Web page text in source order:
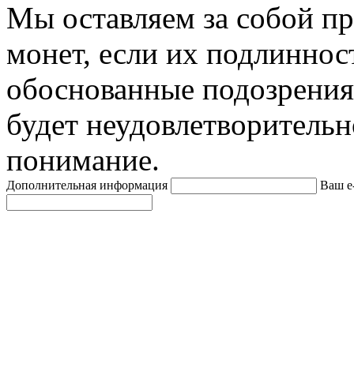
Мы оставляем за собой
монет, если их
обоснованные
будет
понимание.
Дополнительная информация Ваш